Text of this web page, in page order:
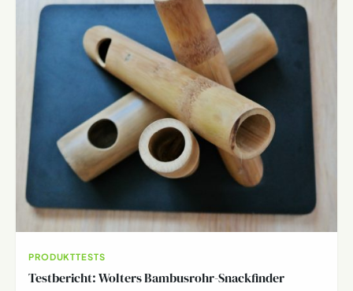
PRODUKTTESTS
Testbericht: Wolters Bambusrohr-Snackfinder